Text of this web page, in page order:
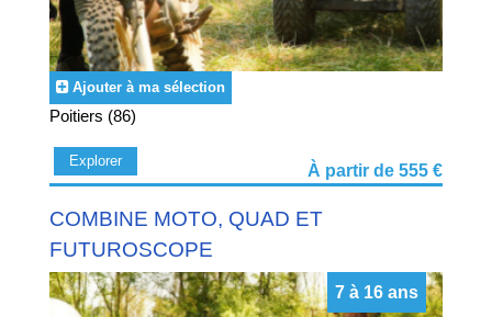
Pour les amoureux du sport toute catégories confondues,
Cap Juniors propose descolonies de vacances multi sport
pour des vacances sur vitaminées.
Ajouter à ma sélection
Poitiers (86)
Explorer
À partir de 555 €
COMBINE MOTO, QUAD ET
FUTUROSCOPE
7 à 16 ans